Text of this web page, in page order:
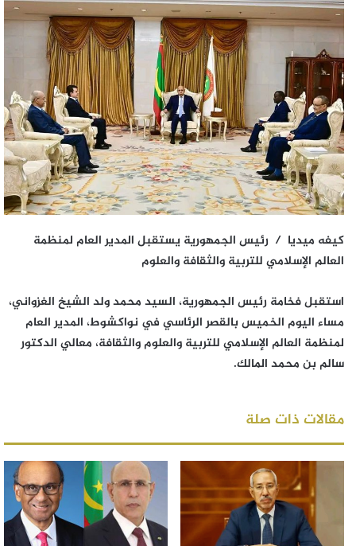
كيفه ميديا / رئيس الجمهورية يستقبل المدير العام لمنظمة
العالم الإسلامي للتربية والثقافة والعلوم
استقبل فخامة رئيس الجمهورية، السيد محمد ولد الشيخ الغزواني،
مساء اليوم الخميس بالقصر الرئاسي في نواكشوط، المدير العام
لمنظمة العالم الإسلامي للتربية والعلوم والثقافة، معالي الدكتور
سالم بن محمد المالك.
مقالات ذات صلة